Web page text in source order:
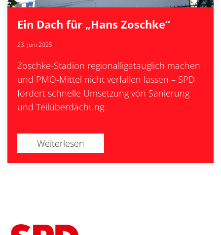
Ein Dach für „Hans Zoschke“
23. Juni 2025
Zoschke-Stadion regionalligatauglich machen
und PMO-Mittel nicht verfallen lassen – SPD
fordert schnelle Umsetzung von Sanierung
und Teilüberdachung.
Weiterlesen